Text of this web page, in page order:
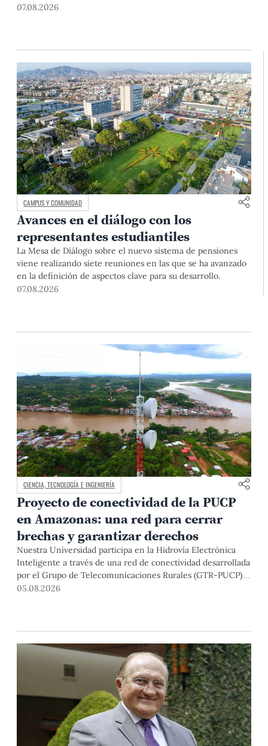
Mariana Rondón y Marité Ugás, y planteó un llamado de
07.08.2026
CAMPUS Y COMUNIDAD
Avances en el diálogo con los
representantes estudiantiles
La Mesa de Diálogo sobre el nuevo sistema de pensiones
viene realizando siete reuniones en las que se ha avanzado
en la definición de aspectos clave para su desarrollo.
07.08.2026
CIENCIA, TECNOLOGÍA E INGENIERÍA
Proyecto de conectividad de la PUCP
en Amazonas: una red para cerrar
brechas y garantizar derechos
Nuestra Universidad participa en la Hidrovía Electrónica
Inteligente a través de una red de conectividad desarrollada
por el Grupo de Telecomunicaciones Rurales (GTR-PUCP)
desde el 2018. En esta nota repasamos cómo ha sido el
05.08.2026